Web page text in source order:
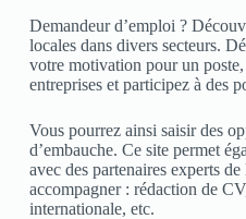
Demandeur d’emploi ?
locales dans divers secteurs.
votre motivation pour un
entreprises et participez à des
Vous pourrez ainsi saisir des
d’embauche. Ce site permet
avec des partenaires experts
accompagner : rédaction de
internationale, etc.